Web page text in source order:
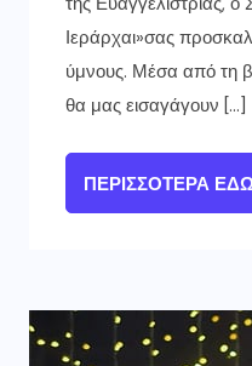
Ιεράρχαι»σας
ύμνους. Μέσα από τη
θα μας εισαγάγουν […]
ΠΕΡΙΣΣΌΤΕΡΑ